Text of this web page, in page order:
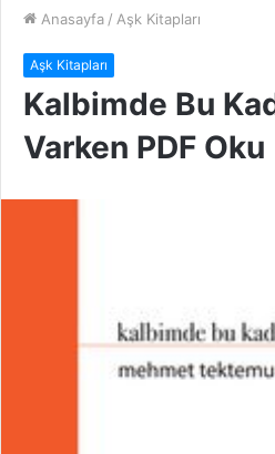
Anasayfa / Aşk Kitapları
Aşk Kitapları
Kalbimde Bu
Varken PDF Oku